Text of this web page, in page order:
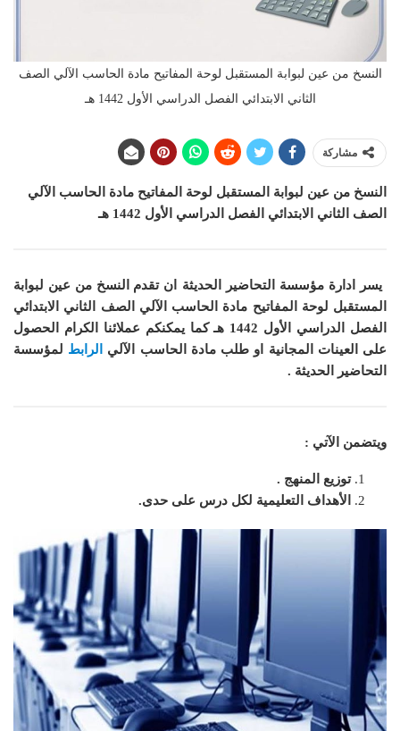
النسخ من عين لبوابة المستقبل لوحة المفاتيح مادة الحاسب الآلي الصف
الثاني الابتدائي الفصل الدراسي الأول 1442 هـ
مشاركة
النسخ من عين لبوابة المستقبل لوحة المفاتيح مادة الحاسب الآلي
الصف الثاني الابتدائي الفصل الدراسي الأول 1442 هـ
يسر ادارة مؤسسة التحاضير الحديثة ان تقدم النسخ من عين لبوابة
المستقبل لوحة المفاتيح مادة الحاسب الآلي الصف الثاني الابتدائي
الفصل الدراسي الأول 1442 هـ
كما يمكنكم عملائنا الكرام الحصول
على العينات المجانية او طلب مادة الحاسب الآلي
الرابط لمؤسسة
التحاضير الحديثة .
ويتضمن الآتي :
توزيع المنهج .
الأهداف التعليمية لكل درس على حدى.